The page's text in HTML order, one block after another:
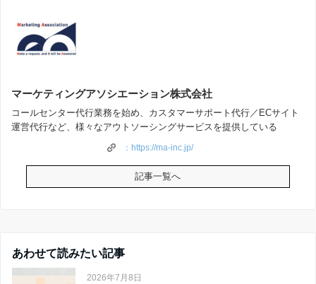
o
k
マーケティングアソシエーション株式会社
コールセンター代行業務を始め、カスタマーサポート代行／ECサイト
運営代行など、様々なアウトソーシングサービスを提供している
：https://ma-inc.jp/
記事一覧へ
あわせて読みたい記事
2026年7月8日